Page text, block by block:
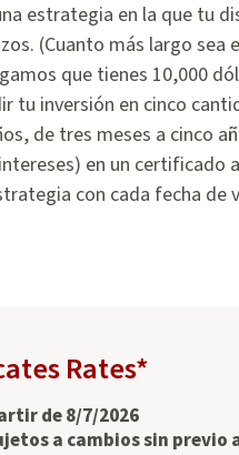
estrategia en la que tu
(Cuanto más largo sea
que tienes 10,000
tu inversión en cinco
de tres meses a cinco
en un certificado
con cada fecha
Rates*
de 8/7/2026
a cambios sin previo